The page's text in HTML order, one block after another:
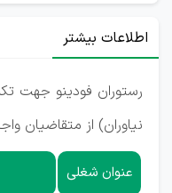
اطلاعات بیشتر
نیاوران) از متقاضیان
عنوان شغلی